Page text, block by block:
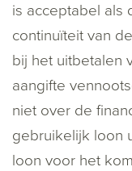
is acceptabel als
continuïteit van
bij het uitbetalen
aangifte
niet over de
gebruikelijk loon
loon voor het